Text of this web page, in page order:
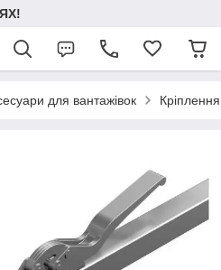
для вантажівок